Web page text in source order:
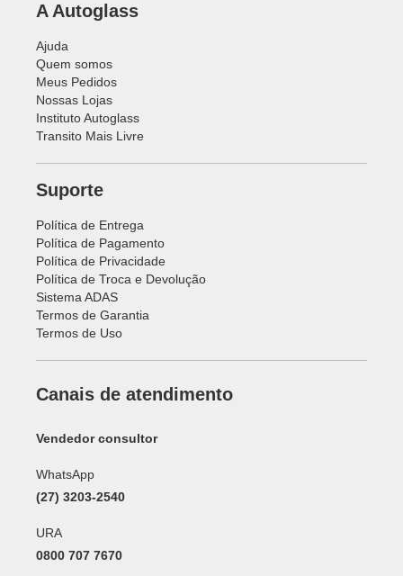
A Autoglass
Ajuda
Quem somos
Meus Pedidos
Nossas Lojas
Instituto Autoglass
Transito Mais Livre
Suporte
Política de Entrega
Política de Pagamento
Política de Privacidade
Política de Troca e Devolução
Sistema ADAS
Termos de Garantia
Termos de Uso
Canais de atendimento
Vendedor consultor
WhatsApp
(27) 3203-2540
URA
0800 707 7670